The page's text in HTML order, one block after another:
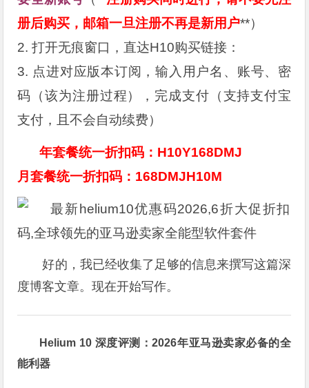
册后购买，邮箱一旦注册不再是新用户**）
2. 打开无痕窗口，直达H10购买链接：
3. 点进对应版本订阅，输入用户名、账号、密
码（该为注册过程），完成支付（支持支付宝
支付，且不会自动续费）
年套餐统一折扣码：H10Y168DMJ
月套餐统一折扣码：168DMJH10M
好的，我已经收集了足够的信息来撰写这篇深
度博客文章。现在开始写作。
Helium 10 深度评测：2026年亚马逊卖家必备的全
能利器